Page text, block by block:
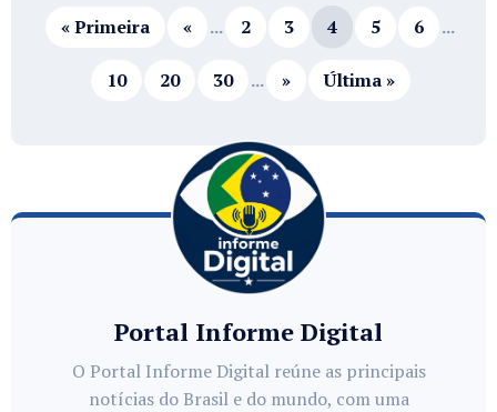
« Primeira « ... 2 3 4 5 6 ...
10 20 30 ... » Última »
Portal Informe Digital
O Portal Informe Digital reúne as principais
notícias do Brasil e do mundo, com uma